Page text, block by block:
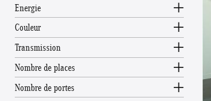
Energie
Couleur
Transmission
Nombre de places
Nombre de portes